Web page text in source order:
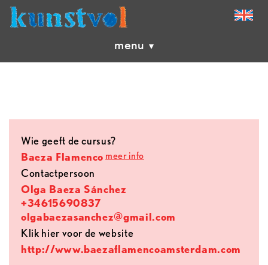
menu
Wie geeft de cursus?
Baeza Flamenco meer info
contactpersoon
Olga Baeza Sánchez
+34615690837
olgabaezasanchez@gmail.com
Klik hier voor de website
http://www.baezaflamencoamsterdam.com